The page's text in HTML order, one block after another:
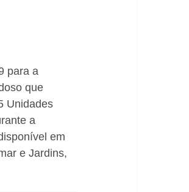
para a
que
Unidades
a
em
e Jardins,